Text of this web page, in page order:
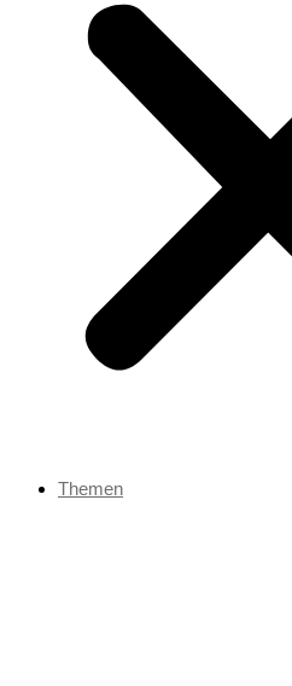
Themen